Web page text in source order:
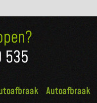
535
Autoafbraak